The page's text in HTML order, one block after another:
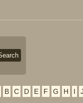
B C D E F G H I